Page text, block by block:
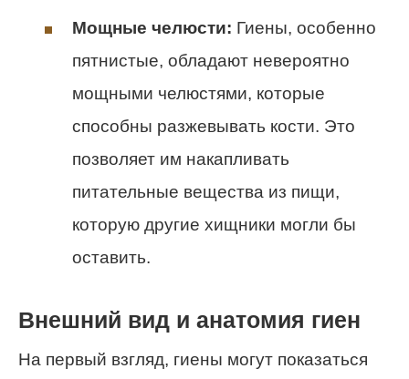
Мощные челюсти: Гиены, особенно
пятнистые, обладают невероятно
мощными челюстями, которые
способны разжевывать кости. Это
позволяет им накапливать
питательные вещества из пищи,
которую другие хищники могли бы
оставить.
Внешний вид и анатомия гиен
На первый взгляд, гиены могут показаться